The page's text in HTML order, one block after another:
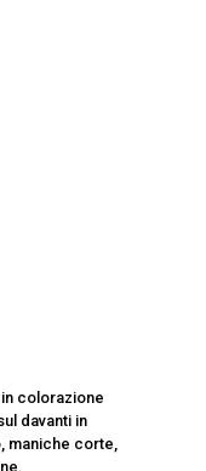
colorazione
davanti in
corte,